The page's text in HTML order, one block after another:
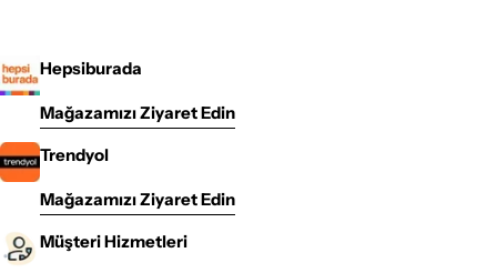
Hepsiburada
Mağazamızı Ziyaret Edin
Trendyol
Mağazamızı Ziyaret Edin
Müşteri Hizmetleri